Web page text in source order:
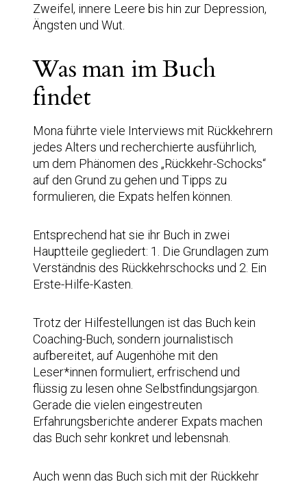
Zweifel, innere Leere bis hin zur Depression,
Ängsten und Wut.
Was man im Buch
findet
Mona führte viele Interviews mit Rückkehrern
jedes Alters und recherchierte ausführlich,
um dem Phänomen des „Rückkehr-Schocks“
auf den Grund zu gehen und Tipps zu
formulieren, die Expats helfen können.
Entsprechend hat sie ihr Buch in zwei
Hauptteile gegliedert: 1. Die Grundlagen zum
Verständnis des Rückkehrschocks und 2. Ein
Erste-Hilfe-Kasten.
Trotz der Hilfestellungen ist das Buch kein
Coaching-Buch, sondern journalistisch
aufbereitet, auf Augenhöhe mit den
Leser*innen formuliert, erfrischend und
flüssig zu lesen ohne Selbstfindungsjargon.
Gerade die vielen eingestreuten
Erfahrungsberichte anderer Expats machen
das Buch sehr konkret und lebensnah.
Auch wenn das Buch sich mit der Rückkehr